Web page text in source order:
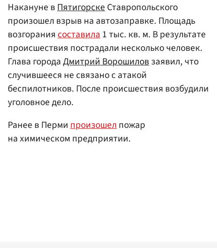
Накануне вПятигорскеСтавропольского
произошел взрыв на автозаправке. Площадь
возгораниясоставила1 тыс. кв. м. В результате
происшествия пострадали несколько человек.
Глава городаДмитрий Ворошиловзаявил, что
случившееся не связано с атакой
беспилотников. После происшествия возбудили
уголовное дело.
Ранее в Пермипроизошелпожар
на химическом предприятии.